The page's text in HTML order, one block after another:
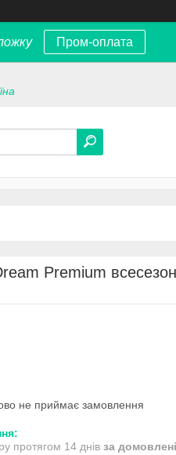
Пром-оплата
Premium
не приймає замовлення
протягом 14 днів за